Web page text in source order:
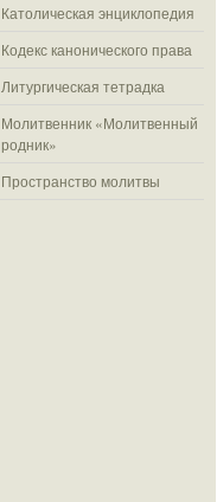
Католическая энциклопедия
Кодекс канонического права
Литургическая тетрадка
Молитвенник «Молитвенный
родник»
Пространство молитвы